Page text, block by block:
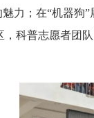
力；在“机器狗
科普志愿者团